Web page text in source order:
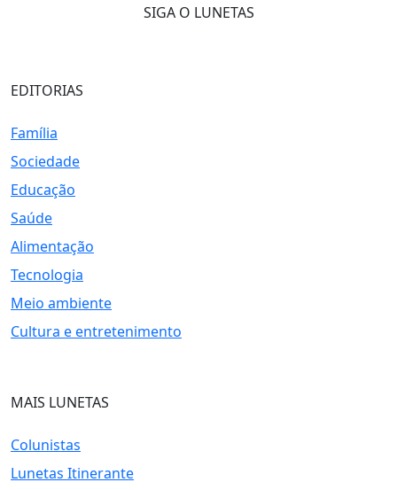
SIGA O LUNETAS
EDITORIAS
Família
Sociedade
Educação
Saúde
Alimentação
Tecnologia
Meio ambiente
Cultura e entretenimento
MAIS LUNETAS
Colunistas
Lunetas Itinerante